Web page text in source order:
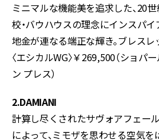
ミニマルな機能美を追求した、20
校・バウハウスの理念にインスパイ
地金が連なる端正な輝き。ブレスレ
〈エシカルWG〉￥269,500（ショパ
ン プレス）
2.DAMIANI
計算し尽くされたサヴォアフェー
によって、ミモザを思わせる空気